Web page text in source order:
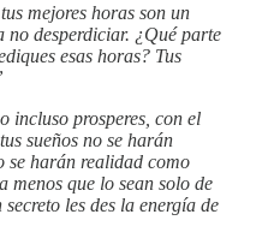
mejores horas son un
desperdiciar. ¿Qué parte
esas horas? Tus
incluso prosperes, con el
sueños no se harán
se harán realidad como
menos que lo sean solo de
les des la energía de